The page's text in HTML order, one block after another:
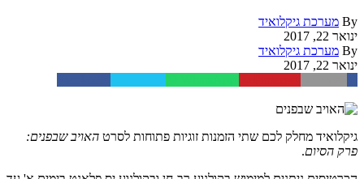
By מערכת גיקלואיד
ינואר 22, 2017
By מערכת גיקלואיד
ינואר 22, 2017
גיקלואיד מחלק לכם שתי הזמנות זוגיות פתוחות לסרט האויב שבפנים:
פרק הסיום.